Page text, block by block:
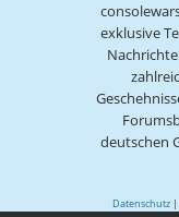
exklusive
deutschen
Datenschutz |